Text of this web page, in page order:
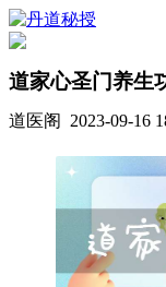
道家心圣门养生
道医阁 2023-09-16